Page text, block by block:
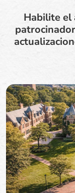
Habilite el